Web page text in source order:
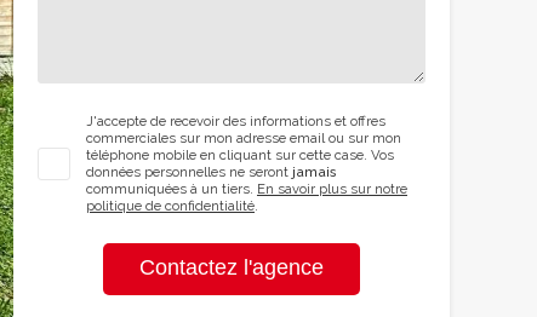
J'accepte de recevoir des informations et offres
commerciales sur mon adresse email ou sur mon
téléphone mobile en cliquant sur cette case. Vos
données personnelles ne seront jamais
communiquées à un tiers. En savoir plus sur notre
politique de confidentialité.
Contactez l'agence